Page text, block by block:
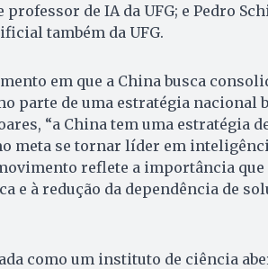
professor de IA da UFG; e Pedro
também da UFG.
em que a China busca
parte de uma estratégia nacional
“a China tem uma estratégia
meta se tornar líder em
reflete a importância
e à redução da dependência de
como um instituto de ciência